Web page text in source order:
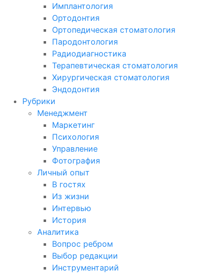
Имплантология
Ортодонтия
Ортопедическая стоматология
Пародонтология
Радиодиагностика
Терапевтическая стоматология
Хирургическая стоматология
Эндодонтия
Рубрики
Менеджмент
Маркетинг
Психология
Управление
Фотография
Личный опыт
В гостях
Из жизни
Интервью
История
Аналитика
Вопрос ребром
Выбор редакции
Инструментарий